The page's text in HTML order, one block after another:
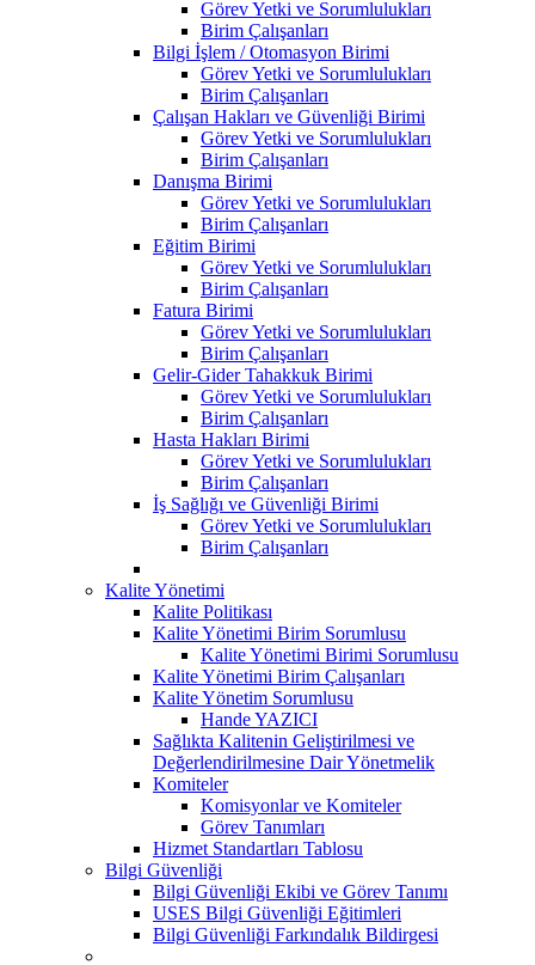
Görev Yetki ve Sorumlulukları
Birim Çalışanları
Bilgi İşlem / Otomasyon Birimi
Görev Yetki ve Sorumlulukları
Birim Çalışanları
Çalışan Hakları ve Güvenliği Birimi
Görev Yetki ve Sorumlulukları
Birim Çalışanları
Danışma Birimi
Görev Yetki ve Sorumlulukları
Birim Çalışanları
Eğitim Birimi
Görev Yetki ve Sorumlulukları
Birim Çalışanları
Fatura Birimi
Görev Yetki ve Sorumlulukları
Birim Çalışanları
Gelir-Gider Tahakkuk Birimi
Görev Yetki ve Sorumlulukları
Birim Çalışanları
Hasta Hakları Birimi
Görev Yetki ve Sorumlulukları
Birim Çalışanları
İş Sağlığı ve Güvenliği Birimi
Görev Yetki ve Sorumlulukları
Birim Çalışanları
Kalite Yönetimi
Kalite Politikası
Kalite Yönetimi Birim Sorumlusu
Kalite Yönetimi Birimi Sorumlusu
Kalite Yönetimi Birim Çalışanları
Kalite Yönetim Sorumlusu
Hande YAZICI
Sağlıkta Kalitenin Geliştirilmesi ve
Değerlendirilmesine Dair Yönetmelik
Komiteler
Komisyonlar ve Komiteler
Görev Tanımları
Hizmet Standartları Tablosu
Bilgi Güvenliği
Bilgi Güvenliği Ekibi ve Görev Tanımı
USES Bilgi Güvenliği Eğitimleri
Bilgi Güvenliği Farkındalık Bildirgesi